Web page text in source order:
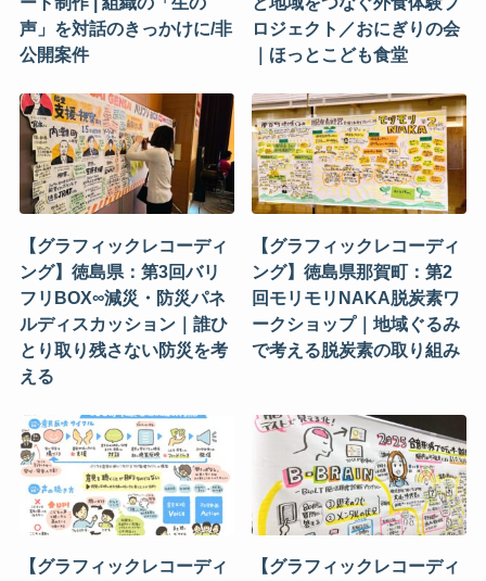
声」を対話のきっかけに/非
公開案件
ロジェクト／おにぎりの会
｜ほっとこども食堂
【グラフィックレコーディ
ング】徳島県：第3回バリ
フリBOX∞減災・防災パネ
ルディスカッション｜誰ひ
とり取り残さない防災を考
える
【グラフィックレコーディ
ング】徳島県那賀町：第2
回モリモリNAKA脱炭素ワ
ークショップ｜地域ぐるみ
で考える脱炭素の取り組み
【グラフィックレコーディ
【グラフィックレコーディ